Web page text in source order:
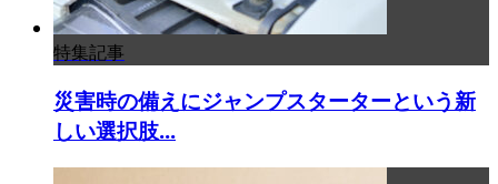
特集記事
災害時の備えにジャンプスターターという新
しい選択肢...